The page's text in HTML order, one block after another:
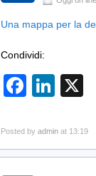
Una mappa per la
Condividi:
Posted by admin at 13:19